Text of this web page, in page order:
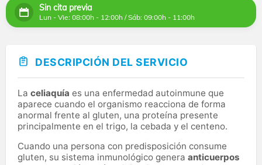
Sin cita previa
Lun - Vie: 08:00h - 12:00h / Sáb: 09:00h - 11:00h
DESCRIPCIÓN DEL SERVICIO
La celiaquía es una enfermedad autoinmune que
aparece cuando el organismo reacciona de forma
anormal frente al gluten, una proteína presente
principalmente en el trigo, la cebada y el centeno.
Cuando una persona con predisposición consume
gluten, su sistema inmunológico genera anticuerpos